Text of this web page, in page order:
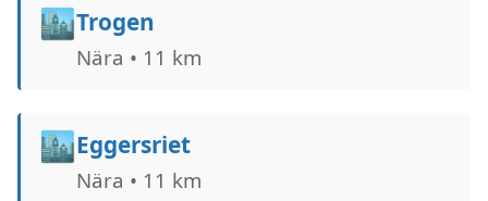
🏙️Trogen
Nära • 11 km
🏙️Eggersriet
Nära • 11 km